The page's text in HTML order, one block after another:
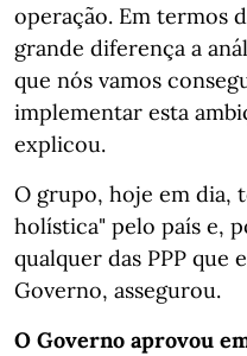
operação. Em termos
grande diferença a
que nós vamos
implementar esta
explicou.
O grupo, hoje em dia,
holística" pelo país e,
qualquer das PPP que
Governo, assegurou.
O Governo aprovou